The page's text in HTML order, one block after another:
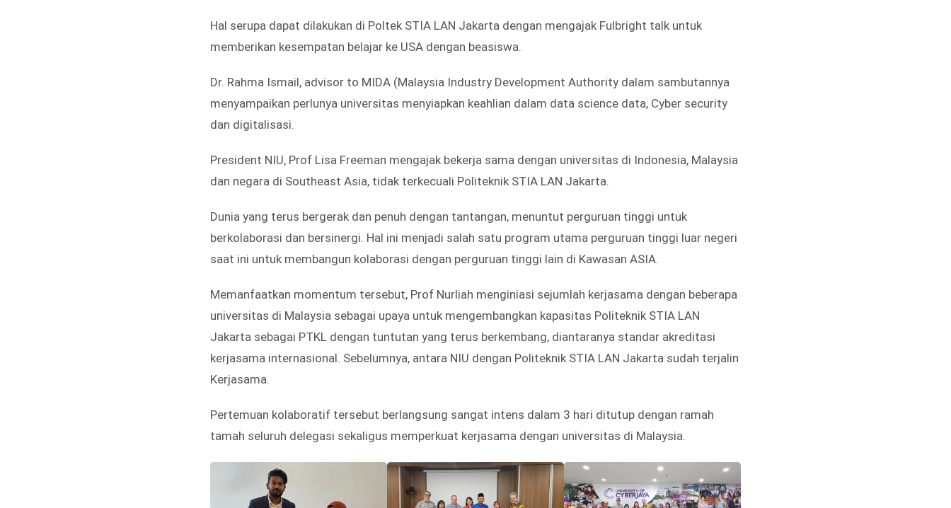
Hal serupa dapat dilakukan di Poltek STIA LAN Jakarta dengan mengajak Fulbright talk untuk
memberikan kesempatan belajar ke USA dengan beasiswa.
Dr. Rahma Ismail, advisor to MIDA (Malaysia Industry Development Authority dalam sambutannya
menyampaikan perlunya universitas menyiapkan keahlian dalam data science data, Cyber security
dan digitalisasi.
President NIU, Prof Lisa Freeman mengajak bekerja sama dengan universitas di Indonesia, Malaysia
dan negara di Southeast Asia, tidak terkecuali Politeknik STIA LAN Jakarta.
Dunia yang terus bergerak dan penuh dengan tantangan, menuntut perguruan tinggi untuk
berkolaborasi dan bersinergi. Hal ini menjadi salah satu program utama perguruan tinggi luar negeri
saat ini untuk membangun kolaborasi dengan perguruan tinggi lain di Kawasan ASIA.
Memanfaatkan momentum tersebut, Prof Nurliah menginiasi sejumlah kerjasama dengan beberapa
universitas di Malaysia sebagai upaya untuk mengembangkan kapasitas Politeknik STIA LAN
Jakarta sebagai PTKL dengan tuntutan yang terus berkembang, diantaranya standar akreditasi
kerjasama internasional. Sebelumnya, antara NIU dengan Politeknik STIA LAN Jakarta sudah terjalin
Kerjasama.
Pertemuan kolaboratif tersebut berlangsung sangat intens dalam 3 hari ditutup dengan ramah
tamah seluruh delegasi sekaligus memperkuat kerjasama dengan universitas di Malaysia.